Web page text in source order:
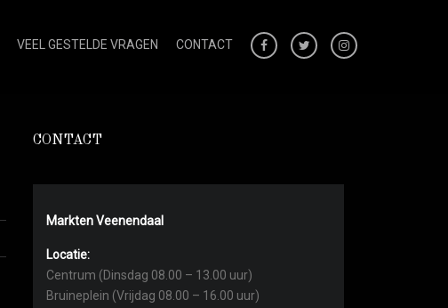
VEEL GESTELDE VRAGEN CONTACT
CONTACT
Markten Veenendaal
Locatie:
Centrum (Dinsdag 08.00 – 13.00 uur)
Bruineplein (Vrijdag 08.00 – 16.00 uur)